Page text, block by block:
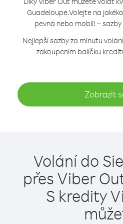
Guadeloupe.Volejte na
pevná nebo mobil! –
Nejlepší sazby za minutu
zakoupením balíčku
Zobrazit
Volání do
přes Viber
S kredity